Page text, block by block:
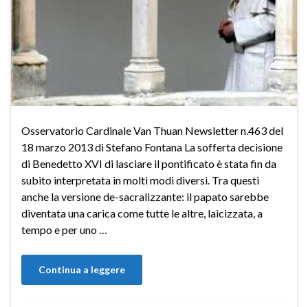
Osservatorio Cardinale Van Thuan Newsletter n.463 del
18 marzo 2013 di Stefano Fontana La sofferta decisione
di Benedetto XVI di lasciare il pontificato è stata fin da
subito interpretata in molti modi diversi. Tra questi
anche la versione de-sacralizzante: il papato sarebbe
diventata una carica come tutte le altre, laicizzata, a
tempo e per uno …
Continua a leggere